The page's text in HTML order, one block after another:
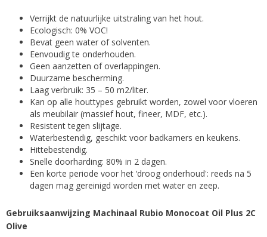
Verrijkt de natuurlijke uitstraling van het hout.
Ecologisch: 0% VOC!
Bevat geen water of solventen.
Eenvoudig te onderhouden.
Geen aanzetten of overlappingen.
Duurzame bescherming.
Laag verbruik: 35 – 50 m2/liter.
Kan op alle houttypes gebruikt worden, zowel voor vloeren
als meubilair (massief hout, fineer, MDF, etc.).
Resistent tegen slijtage.
Waterbestendig, geschikt voor badkamers en keukens.
Hittebestendig.
Snelle doorharding: 80% in 2 dagen.
Een korte periode voor het ‘droog onderhoud': reeds na 5
dagen mag gereinigd worden met water en zeep.
Gebruiksaanwijzing Machinaal Rubio Monocoat Oil Plus 2C
Olive